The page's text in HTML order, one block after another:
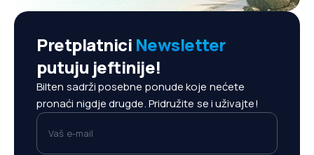
Pretplatnici Newsletter
putuju jeftinije!
Bilten sadrži posebne ponude koje nećete
pronaći nigdje drugde. Pridružite se i uživajte!
Vaš e-mail